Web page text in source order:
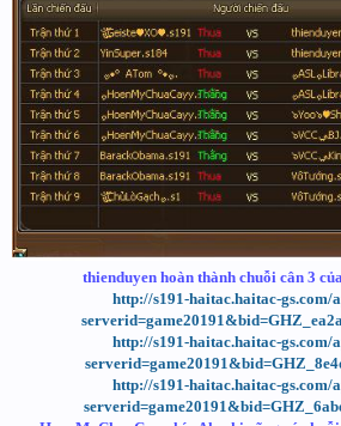
thienduyen hoàn thành chuỗi cân 3
http://s191-haitac.haitac-gs.com/
http://s191-haitac.haitac-gs.com/
http://s191-haitac.haitac-gs.com/